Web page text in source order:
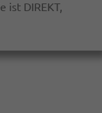
ist DIREKT,